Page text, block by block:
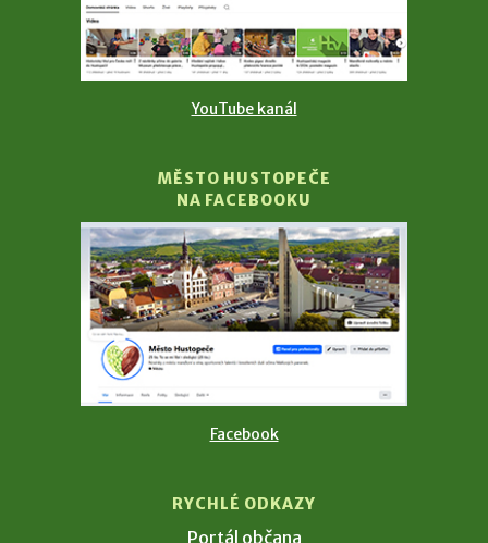
YouTube kanál
MĚSTO HUSTOPEČE
NA FACEBOOKU
Facebook
RYCHLÉ ODKAZY
Portál občana